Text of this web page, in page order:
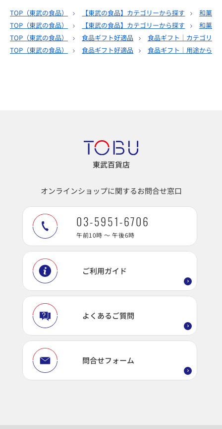
TOP（東武の食品） 【東武の食品】カテゴリーから探す
和菓子
TOP（東武の食品） 【東武の食品】カテゴリーから探す
和菓子
TOP（東武の食品） 食品ギフト好適品
食品ギフト｜カテゴリー
TOP（東武の食品） 食品ギフト好適品 食品ギフト｜用途から選
東武百貨店
オンラインショップに関するお問合せ窓口
03-5951-6706
午前10時 ～ 午後6時
ご利用ガイド
よくあるご質問
問合せフォーム